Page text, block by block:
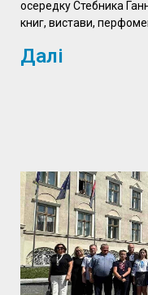
осередку Стебника
книг, вистави,
Далі